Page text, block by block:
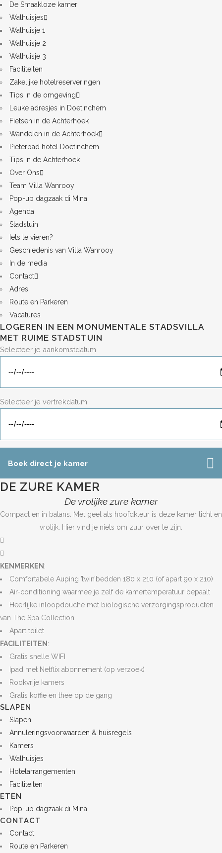
De Smaakloze kamer
Walhuisjes
Walhuisje 1
Walhuisje 2
Walhuisje 3
Faciliteiten
Zakelijke hotelreserveringen
Tips in de omgeving
Leuke adresjes in Doetinchem
Fietsen in de Achterhoek
Wandelen in de Achterhoek
Pieterpad hotel Doetinchem
Tips in de Achterhoek
Over Ons
Team Villa Wanrooy
Pop-up dagzaak di Mina
Agenda
Stadstuin
Iets te vieren?
Geschiedenis van Villa Wanrooy
In de media
Contact
Adres
Route en Parkeren
Vacatures
LOGEREN IN EEN MONUMENTALE STADSVILLA
MET RUIME STADSTUIN
Selecteer je aankomstdatum
Selecteer je vertrekdatum
Boek direct je kamer
DE ZURE KAMER
De vrolijke zure kamer
Compact en in balans. Met geel als hoofdkleur is deze kamer licht en
vrolijk. Hier vind je niets om zuur over te zijn.
KENMERKEN :
Comfortabele Auping ’twin’bedden 180 x 210 (of apart 90 x 210)
Air-conditioning waarmee je zelf de kamertemperatuur bepaalt
Heerlijke inloopdouche met biologische verzorgingsproducten
van The Spa Collection
Apart toilet
FACILITEITEN :
Gratis snelle WIFI
Ipad met Netflix abonnement (op verzoek)
Rookvrije kamers
Gratis koffie en thee op de gang
SLAPEN
Slapen
Annuleringsvoorwaarden & huisregels
Kamers
Walhuisjes
Hotelarrangementen
Faciliteiten
ETEN
Pop-up dagzaak di Mina
CONTACT
Contact
Route en Parkeren